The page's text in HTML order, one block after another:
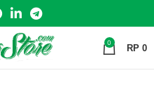
0 RP 0